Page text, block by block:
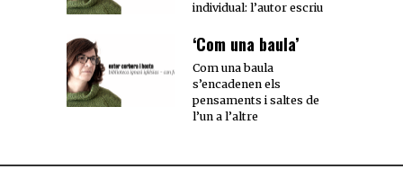
individual: l’autor escriu
‘Com una baula’
Com una baula
s’encadenen els
pensaments i saltes de
l’un a l’altre